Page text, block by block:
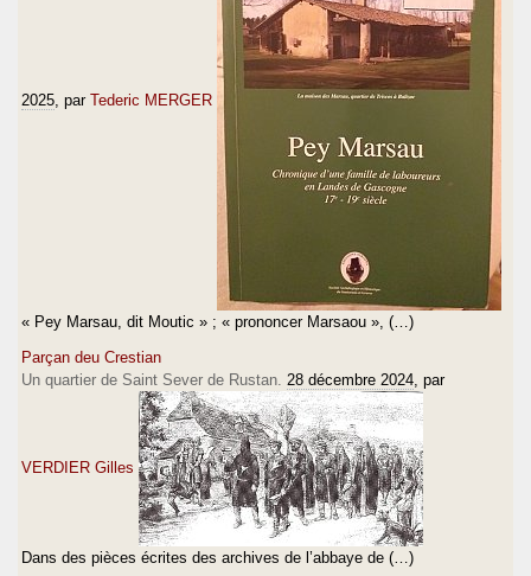
2025 , par Tederic MERGER
« Pey Marsau, dit Moutic » ; « prononcer Marsaou », (…)
Parçan deu Crestian
Un quartier de Saint Sever de Rustan. 28 décembre 2024 , par
VERDIER Gilles
Dans des pièces écrites des archives de l’abbaye de (…)